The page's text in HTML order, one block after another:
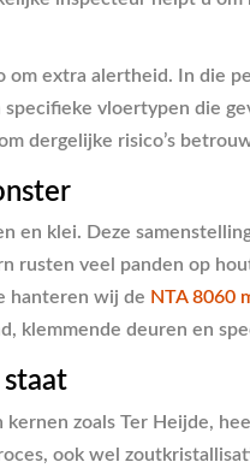
om extra alertheid. In
vloertypen die
dergelijke risico’s
en klei. Deze
veel panden op
hanteren wij de NTA 8060
klemmende deuren en
zoals Ter Heijde,
ook wel